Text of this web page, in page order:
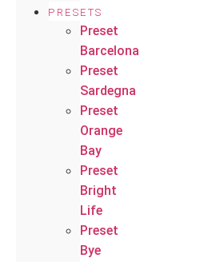
PRESETS
Preset
Barcelona
Preset
Sardegna
Preset
Orange
Bay
Preset
Bright
Life
Preset
Bye